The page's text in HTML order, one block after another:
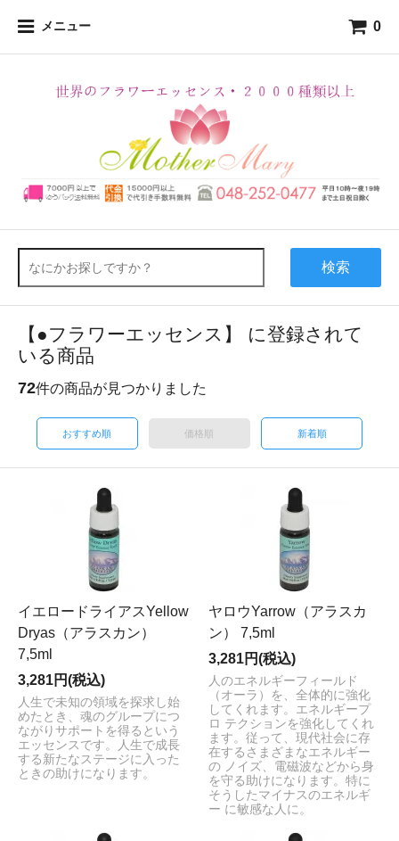
メニュー 0
検索
【●フラワーエッセンス】 に登録されて
いる商品
72件の商品が見つかりました
おすすめ順 価格順 新着順
イエロードライアスYellow
Dryas（アラスカン）
7,5ml
3,281円(税込)
人生で未知の領域を探求し始
めたとき、魂のグループにつ
ながりサポートを得るという
エッセンスです。人生で成長
する新たなステージに入った
ときの助けになります。
ヤロウYarrow（アラスカ
ン） 7,5ml
3,281円(税込)
人のエネルギーフィールド
（オーラ）を、全体的に強化
してくれます。エネルギープ
ロ テクションを強化してくれ
ます。従って、現代社会に存
在するさまざまなエネルギー
の ノイズ、電磁波などから身
を守る助けになります。特に
そうしたマイナスのエネルギ
ー に敏感な人に。